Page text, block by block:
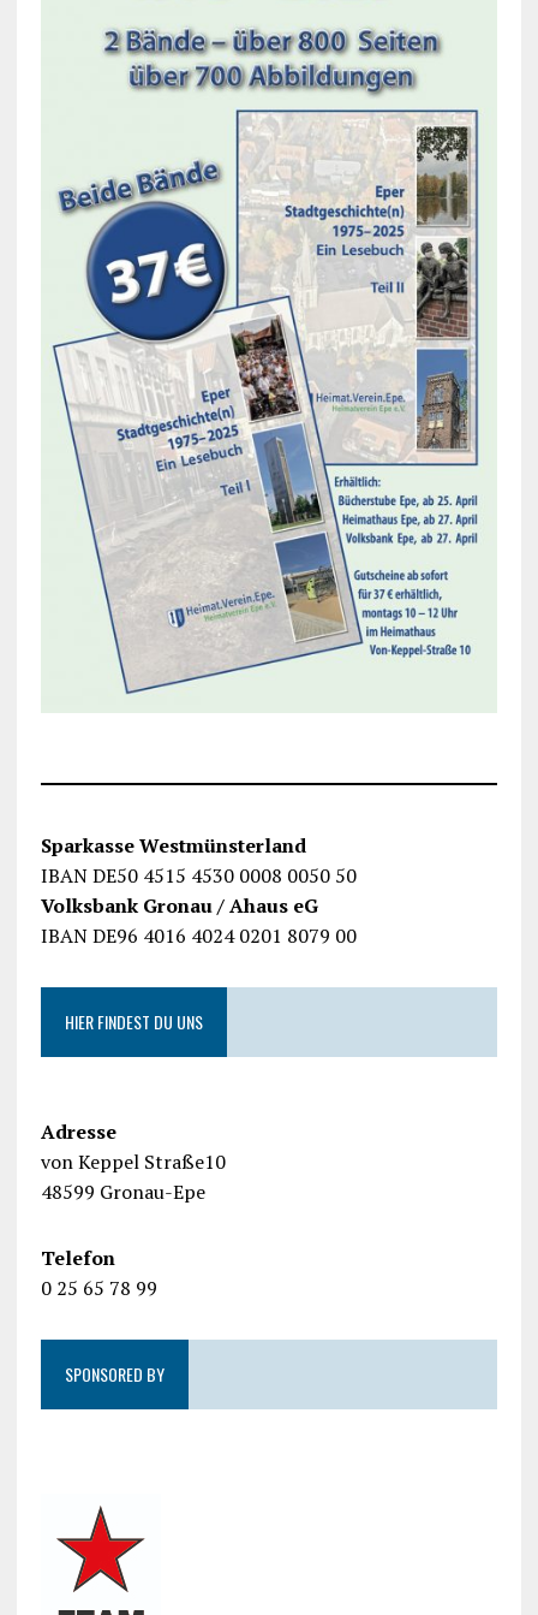
Sparkasse Westmünsterland
IBAN DE50 4515 4530 0008 0050 50
Volksbank Gronau / Ahaus eG
IBAN DE96 4016 4024 0201 8079 00
HIER FINDEST DU UNS
Adresse
von Keppel Straße10
48599 Gronau-Epe
Telefon
0 25 65 78 99
SPONSORED BY